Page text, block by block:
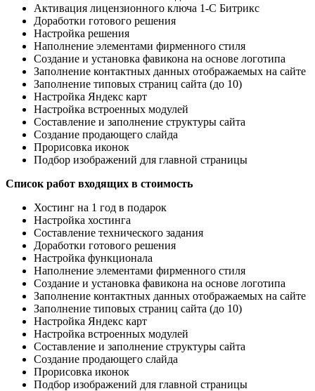
Активация лицензионного ключа 1-С Битрикс
Доработки готового решения
Настройка решения
Наполнение элементами фирменного стиля
Создание и установка фавикона на основе логотипа
Заполнение контактных данных отображаемых на сайте
Заполнение типовых страниц сайта (до 10)
Настройка Яндекс карт
Настройка встроенных модулей
Составление и заполнение структуры сайта
Создание продающего слайда
Прорисовка иконок
Подбор изображений для главной страницы
Список работ входящих в стоимость
Хостинг на 1 год в подарок
Настройка хостинга
Составление технического задания
Доработки готового решения
Настройка функционала
Наполнение элементами фирменного стиля
Создание и установка фавикона на основе логотипа
Заполнение контактных данных отображаемых на сайте
Заполнение типовых страниц сайта (до 10)
Настройка Яндекс карт
Настройка встроенных модулей
Составление и заполнение структуры сайта
Создание продающего слайда
Прорисовка иконок
Подбор изображений для главной страницы